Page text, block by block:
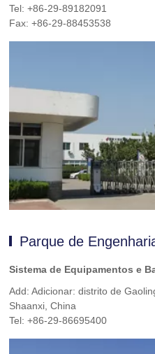
Tel: +86-29-89182091
Fax: +86-29-88453538
Parque de
Sistema de Equipamentos e
Add: Adicionar: distrito de
Shaanxi, China
Tel: +86-29-86695400